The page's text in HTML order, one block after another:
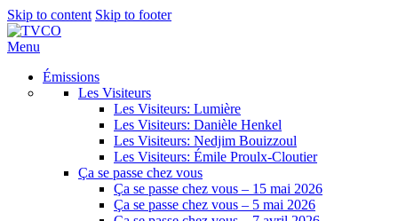
Skip to content Skip to footer
Menu
Émissions
Les Visiteurs
Les Visiteurs: Lumière
Les Visiteurs: Danièle Henkel
Les Visiteurs: Nedjim Bouizzoul
Les Visiteurs: Émile Proulx-Cloutier
Ça se passe chez vous
Ça se passe chez vous – 15 mai 2026
Ça se passe chez vous – 5 mai 2026